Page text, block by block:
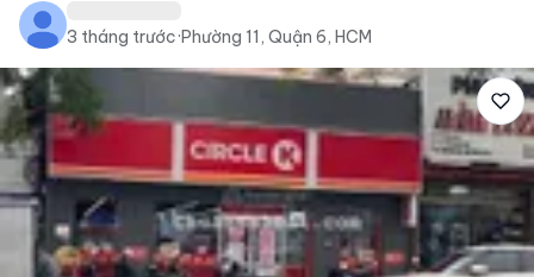
3 tháng trước·Phường 11, Quận 6, HCM